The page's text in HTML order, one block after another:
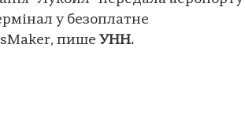
у безоплатне
пише УНН.